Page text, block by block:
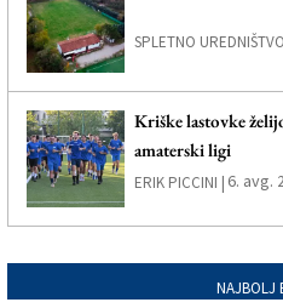
SPLETNO
Kriške lastovke
amaterski ligi
ERIK PICCINI | 6. avg.
NAJBOLJ